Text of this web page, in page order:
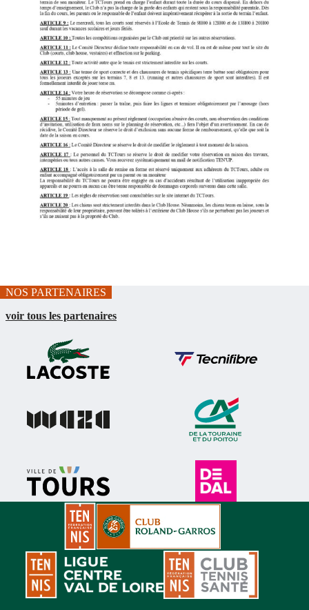
NOS PARTENAIRES
voir tous les partenaires